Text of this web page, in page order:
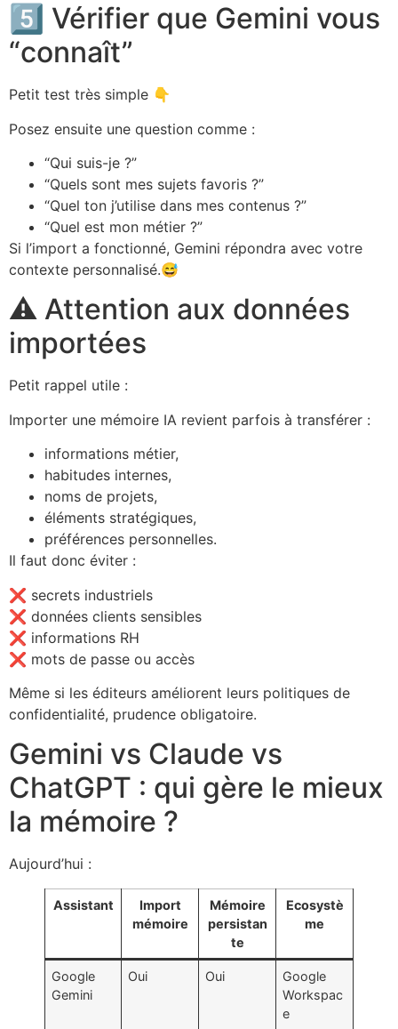
5️⃣ Vérifier que Gemini vous
“connaît”
Petit test très simple 👇
Posez ensuite une question comme :
“Qui suis-je ?”
“Quels sont mes sujets favoris ?”
“Quel ton j’utilise dans mes contenus ?”
“Quel est mon métier ?”
Si l’import a fonctionné, Gemini répondra avec votre
contexte personnalisé.😅
⚠️ Attention aux données
importées
Petit rappel utile :
Importer une mémoire IA revient parfois à transférer :
informations métier,
habitudes internes,
noms de projets,
éléments stratégiques,
préférences personnelles.
Il faut donc éviter :
❌ secrets industriels
❌ données clients sensibles
❌ informations RH
❌ mots de passe ou accès
Même si les éditeurs améliorent leurs politiques de
confidentialité, prudence obligatoire.
Gemini vs Claude vs
ChatGPT : qui gère le mieux
la mémoire ?
Aujourd’hui :
Assistant
Import
mémoire
Mémoire
persistan
te
Ecosystè
me
Google
Gemini
Oui Oui
Google
Workspac
e